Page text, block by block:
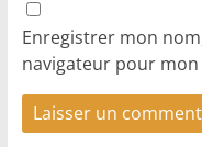
Enregistrer mon
navigateur pour